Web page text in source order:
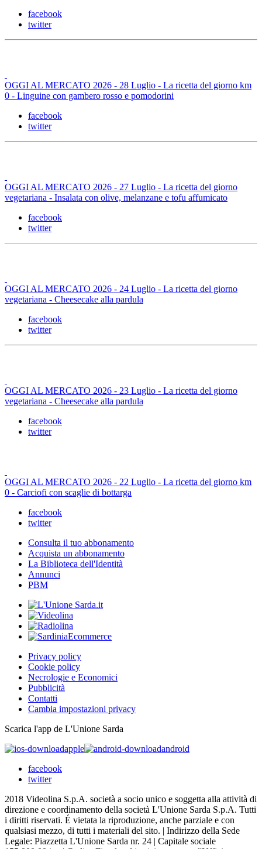
facebook
twitter
OGGI AL MERCATO 2026 - 28 Luglio - La ricetta del giorno km
0 - Linguine con gambero rosso e pomodorini
facebook
twitter
OGGI AL MERCATO 2026 - 27 Luglio - La ricetta del giorno
vegetariana - Insalata con olive, melanzane e tofu affumicato
facebook
twitter
OGGI AL MERCATO 2026 - 24 Luglio - La ricetta del giorno
vegetariana - Cheesecake alla pardula
facebook
twitter
OGGI AL MERCATO 2026 - 23 Luglio - La ricetta del giorno
vegetariana - Cheesecake alla pardula
facebook
twitter
OGGI AL MERCATO 2026 - 22 Luglio - La ricetta del giorno km
0 - Carciofi con scaglie di bottarga
facebook
twitter
Consulta il tuo abbonamento
Acquista un abbonamento
La Biblioteca dell'Identità
Annunci
PBM
Privacy policy
Cookie policy
Necrologie e Economici
Pubblicità
Contatti
Cambia impostazioni privacy
Scarica l'app de L'Unione Sarda
apple
android
facebook
twitter
2018 Videolina S.p.A. società a socio unico e soggetta alla attività di
direzione e coordinamento della società L'Unione Sarda S.p.A. Tutti
i diritti riservati. É vietata la riproduzione, anche parziale e con
qualsiasi mezzo, di tutti i materiali del sito. | Indirizzo della Sede
Legale: Piazzetta L'Unione Sarda nr. 24 | Capitale sociale